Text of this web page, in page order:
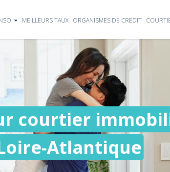
MEILLEURS TAUX ORGANISMES DE CREDIT
courtier
Atlantique